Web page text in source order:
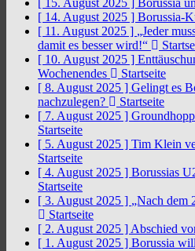
[ 15. August 2025 ] Borussia
[ 14. August 2025 ] Borussia-
[ 11. August 2025 ] „Jeder
damit es besser wird!“
[ 10. August 2025 ]
Wochenendes
Startseite
[ 8. August 2025 ] Gelingt es
nachzulegen?
Startseite
[ 7. August 2025 ]
Startseite
[ 5. August 2025 ] Tim Klein
Startseite
[ 4. August 2025 ] Borussias
Startseite
[ 3. August 2025 ] „Nach dem
Startseite
[ 2. August 2025 ] Abschied
[ 1. August 2025 ] Borussia